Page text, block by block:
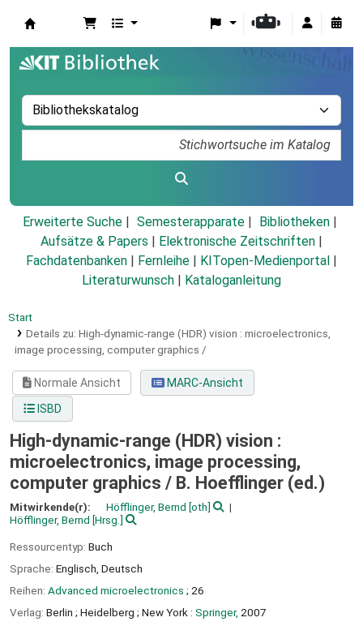
Erweiterte Suche Semesterapparate
Bibliotheken
Aufsätze & Papers
Elektronische Zeitschriften
Fachdatenbanken
Fernleihe KITopen-Medienportal
Literaturwunsch
Kataloganleitung
Start
Details zu: High-dynamic-range (HDR) vision : microelectronics,
image processing, computer graphics /
Normale Ansicht
MARC-Ansicht
ISBD
High-dynamic-range (HDR) vision :
microelectronics, image processing,
computer graphics / B. Hoefflinger (ed.)
Mitwirkende(r): Höfflinger, Bernd [oth]
Höfflinger, Bernd [Hrsg.]
Ressourcentyp: Buch
Sprache: Englisch Deutsch
Reihen: Advanced microelectronics ; 26
Verlag: Berlin ; Heidelberg ; New York : Springer, 2007